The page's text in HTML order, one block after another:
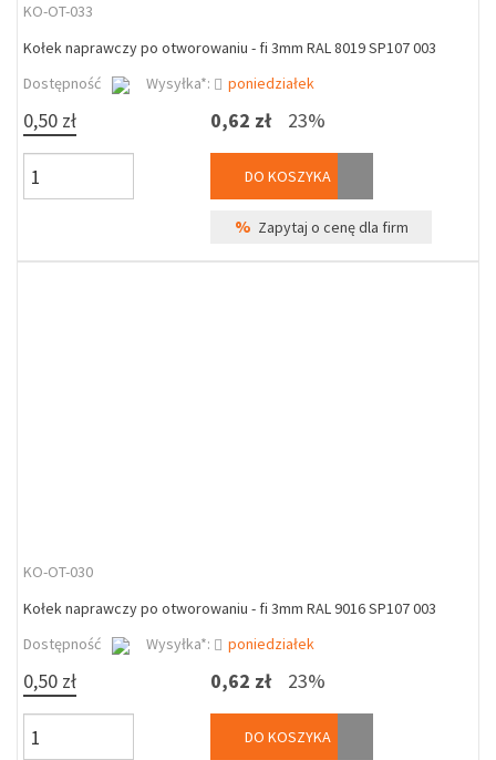
KO-OT-033
Kołek naprawczy po otworowaniu - fi 3mm RAL 8019 SP107 003
Dostępność
Wysyłka*: poniedziałek
0,50 zł 0,62 zł 23%
DO KOSZYKA
% Zapytaj o cenę dla firm
KO-OT-030
Kołek naprawczy po otworowaniu - fi 3mm RAL 9016 SP107 003
Dostępność
Wysyłka*: poniedziałek
0,50 zł 0,62 zł 23%
DO KOSZYKA